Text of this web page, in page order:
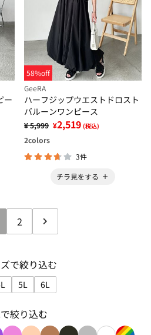
ー
58%off
GeeRA
ハーフジップウエストドロスト
バルーンワンピース
¥ 5,999 ¥2,519 (税込)
2colors
3件
チラ見をする
2
で絞り込む
L
込み: LL
絞り込み: 3L
サイズで絞り込み: 4L
5L
サイズで絞り込み: 5L
6L
サイズで絞り込み: 6L
絞り込む